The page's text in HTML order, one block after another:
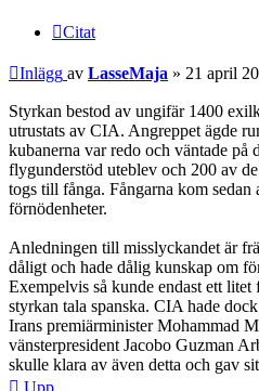
Citat
Inlägg av LasseMaja » 21 april
Styrkan bestod av ungifär 1400
utrustats av CIA. Angreppet ägde
kubanerna var redo och väntade på
flygunderstöd uteblev och 200 av
togs till fånga. Fångarna kom
förnödenheter.
Anledningen till misslyckandet är
dåligt och hade dålig kunskap om
Exempelvis så kunde endast ett litet
styrkan tala spanska. CIA hade
Irans premiärminister Mohammad
vänsterpresident Jacobo Guzman
skulle klara av även detta och gav